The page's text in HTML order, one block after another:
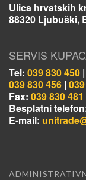
Ulica hrvatskih
88320 Ljubuški,
SERVIS
Tel: 039 830 450 |
039 830 456 |
Fax: 039 830 481
Besplatni
E-mail: